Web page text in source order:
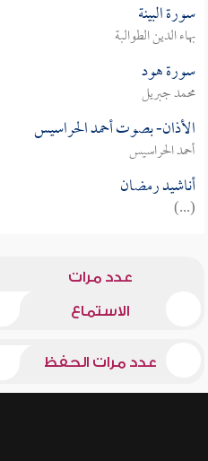
سورة البينة
بهاء الدين الطوالبة
سورة هود
محمد جبريل
الأذان- بصوت أحمد الحراسيس
أحمد الحراسيس
أناشيد رمضان
(...)
عدد مرات
الاستماع
عدد مرات الحفظ